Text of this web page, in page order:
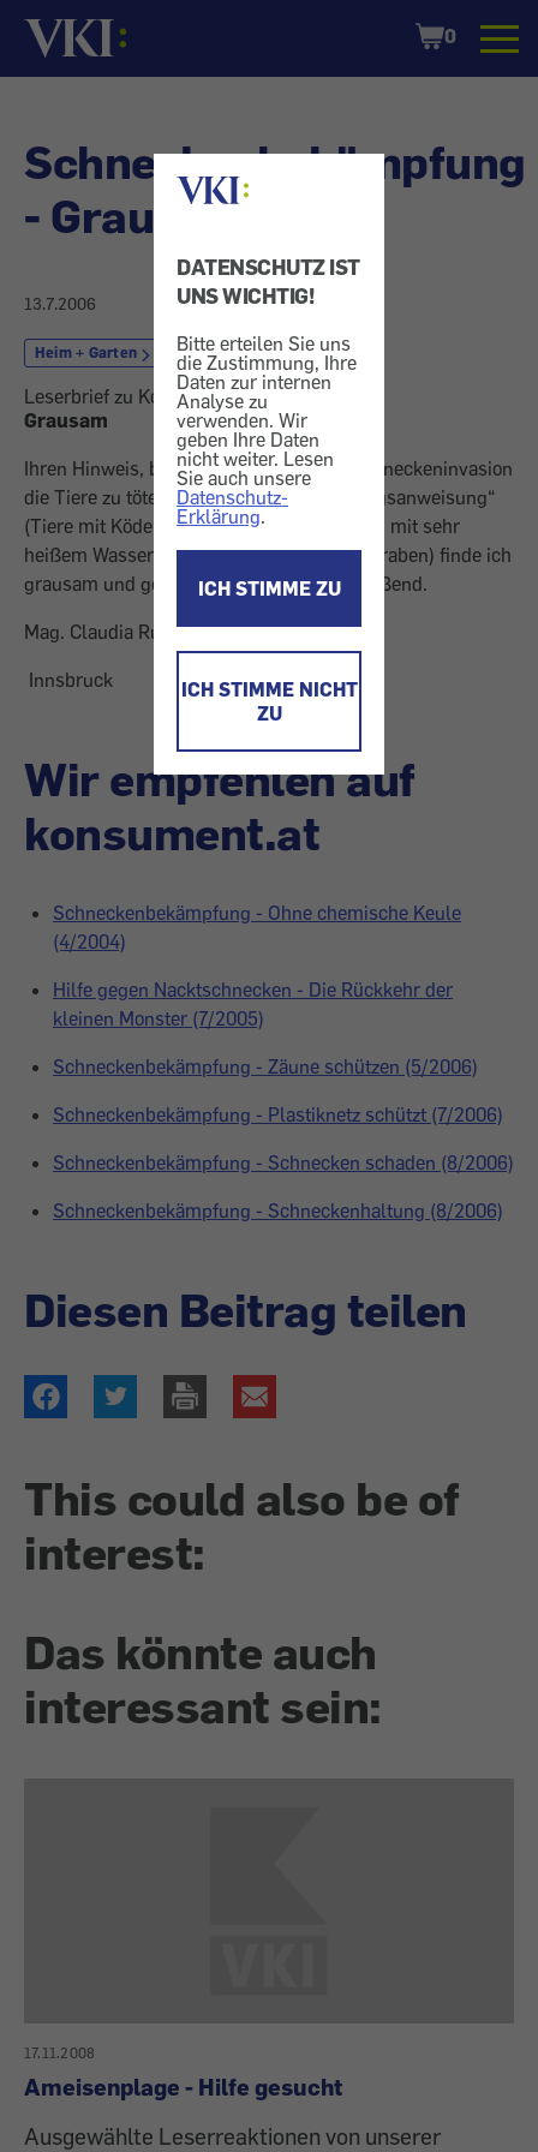
DATENSCHUTZ IST
UNS WICHTIG!
Bitte erteilen Sie uns
die Zustimmung, Ihre
Daten zur internen
Analyse zu
verwenden. Wir
geben Ihre Daten
nicht weiter. Lesen
Sie auch unsere
Datenschutz-
Erklärung.
ICH STIMME ZU
ICH STIMME NICHT
ZU
Startseite
Shopping
Cart
0
Schneckenbekämpfung
- Grausam
13.7.2006
Heim + Garten Schädlingsbekämpfung
Leserbrief zu Konsument 6/2006
Grausam
Ihren Hinweis, bei bereits bestehender Schneckeninvasion
die Tiere zu töten samt detaillierter „Tötungsanweisung“
(Tiere mit Köder in Falle locken, sie danach mit sehr
heißem Wasser töten und die Leichen vergraben) finde ich
grausam und gegen jedes Tierrecht verstoßend.
Mag. Claudia Ruppitsch
Innsbruck
Wir empfehlen auf
konsument.at
Schneckenbekämpfung - Ohne chemische Keule
(4/2004)
Hilfe gegen Nacktschnecken - Die Rückkehr der
kleinen Monster (7/2005)
Schneckenbekämpfung - Zäune schützen (5/2006)
Schneckenbekämpfung - Plastiknetz schützt (7/2006)
Schneckenbekämpfung - Schnecken schaden (8/2006)
Schneckenbekämpfung - Schneckenhaltung (8/2006)
Diesen Beitrag teilen
This could also be of
interest:
Das könnte auch
interessant sein:
17.11.2008
Ameisenplage - Hilfe gesucht
Ausgewählte Leserreaktionen von unserer